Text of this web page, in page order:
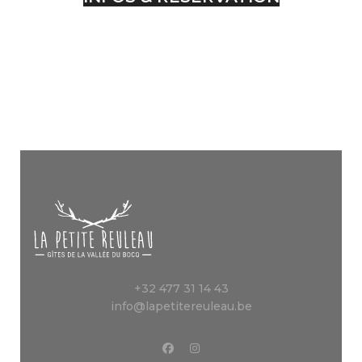
+32 477 31 14 43
info@lapetitereuleau.be